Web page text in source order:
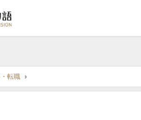
転職 表参道のブランドコンサルタント